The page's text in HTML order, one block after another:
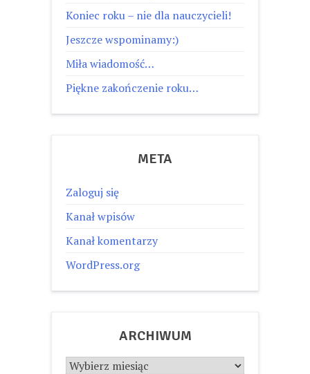
Koniec roku – nie dla nauczycieli!
Jeszcze wspominamy:)
Miła wiadomość…
Piękne zakończenie roku…
META
Zaloguj się
Kanał wpisów
Kanał komentarzy
WordPress.org
ARCHIWUM
Archiwum